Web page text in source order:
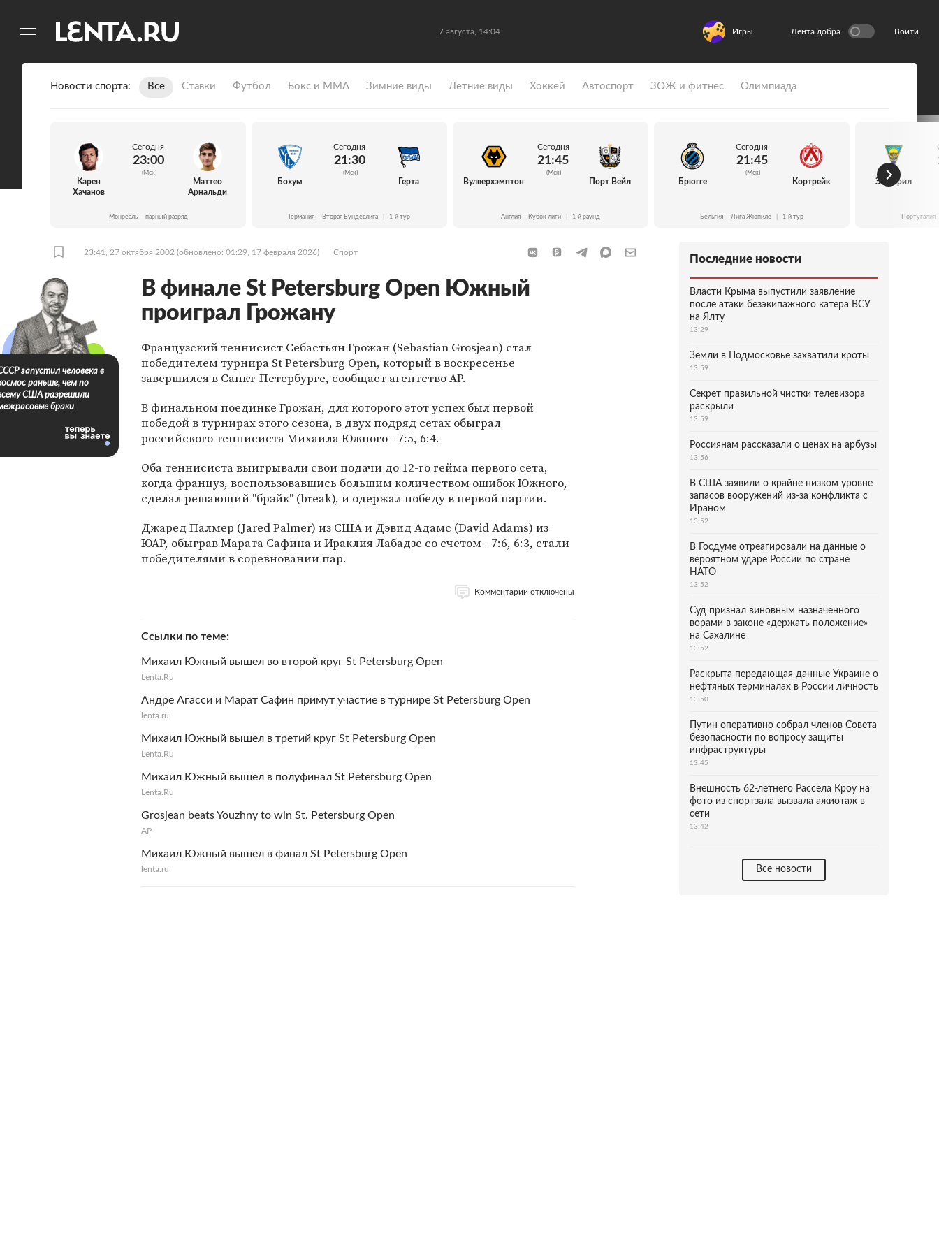
7 августа, 14:04 Игры Лента добра Войти
Новости спорта Все Ставки Футбол Бокс и ММА Зимние виды Летние виды Хоккей Автоспорт ЗОЖ и фитнес Олимпиада
Карен
Хачанов
Сегодня
23:00
(Мск)
Маттео
Арнальди
Монреаль — парный разряд
Бохум
Сегодня
21:30
(Мск)
Герта
Германия — Вторая Бундеслига 1-й тур
Вулверхэмптон
Сегодня
21:45
(Мск)
Порт Вейл
Англия — Кубок лиги 1-й раунд
Брюгге
Сегодня
21:45
(Мск)
Кортрейк
Бельгия — Лига Жюпиле 1-й тур
Эшторил
23:41, 27 октября 2002 (обновлено: 01:29, 17 февраля 2026) Спорт
В финале St Petersburg Open Южный
проиграл Грожану
Французский теннисист Себастьян Грожан (Sebastian Grosjean) стал
победителем турнира St Petersburg Open, который в воскресенье
завершился в Санкт-Петербурге, сообщает агентство AP.
В финальном поединке Грожан, для которого этот успех был первой
победой в турнирах этого сезона, в двух подряд сетах обыграл
российского теннисиста Михаила Южного - 7:5, 6:4.
Оба теннисиста выигрывали свои подачи до 12-го гейма первого сета,
когда француз, воспользовавшись большим количеством ошибок Южного,
сделал решающий "брэйк" (break), и одержал победу в первой партии.
Джаред Палмер (Jared Palmer) из США и Дэвид Адамс (David Adams) из
ЮАР, обыграв Марата Сафина и Ираклия Лабадзе со счетом - 7:6, 6:3, стали
победителями в соревновании пар.
Комментарии отключены
Ссылки по теме
Михаил Южный вышел во второй круг St Petersburg Open
Lenta.Ru
Андре Агасси и Марат Сафин примут участие в турнире St Petersburg Open
lenta.ru
Михаил Южный вышел в третий круг St Petersburg Open
Lenta.Ru
Михаил Южный вышел в полуфинал St Petersburg Open
Lenta.Ru
Grosjean beats Youzhny to win St. Petersburg Open
AP
Михаил Южный вышел в финал St Petersburg Open
lenta.ru
запустил человека в
раньше, чем по
США разрешили
браки
Последние новости
Власти Крыма выпустили заявление
после атаки безэкипажного катера ВСУ
на Ялту
13:29
Земли в Подмосковье захватили кроты
13:59
Секрет правильной чистки телевизора
раскрыли
13:59
Россиянам рассказали о ценах на арбузы
13:56
В США заявили о крайне низком уровне
запасов вооружений из-за конфликта с
Ираном
13:52
В Госдуме отреагировали на данные о
вероятном ударе России по стране
НАТО
13:52
Суд признал виновным назначенного
ворами в законе «держать положение»
на Сахалине
13:52
Раскрыта передающая данные Украине о
нефтяных терминалах в России личность
13:50
Путин оперативно собрал членов Совета
безопасности по вопросу защиты
инфраструктуры
13:45
Внешность 62-летнего Рассела Кроу на
фото из спортзала вызвала ажиотаж в
сети
13:42
Все новости